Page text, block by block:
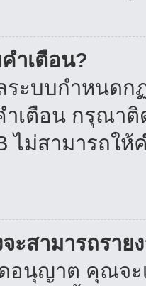
ำเตือน?
ะบบกำหนดก
ำเตือน กรุณา
ไม่สามารถใ
ะสามารถรา
นุญาต คุณจะ